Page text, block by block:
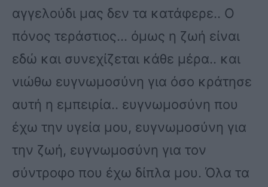
αγγελούδι μας δεν τα κατάφερε.. Ο
πόνος τεράστιος… όμως η ζωή είναι
εδώ και συνεχίζεται κάθε μέρα.. και
νιώθω ευγνωμοσύνη για όσο κράτησε
αυτή η εμπειρία.. ευγνωμοσύνη που
έχω την υγεία μου, ευγνωμοσύνη για
την ζωή, ευγνωμοσύνη για τον
σύντροφο που έχω δίπλα μου. Όλα τα